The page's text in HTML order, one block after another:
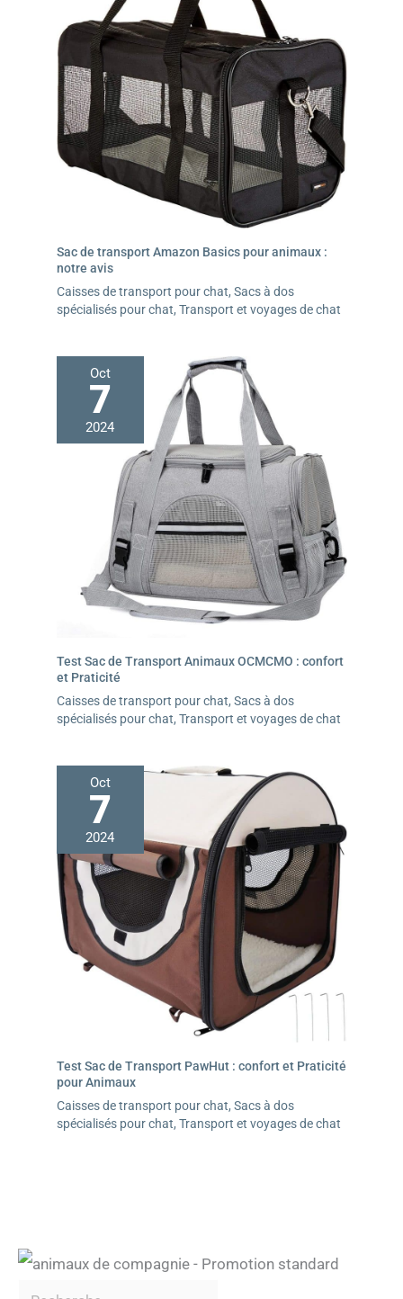
Sac de transport Amazon Basics pour animaux :
notre avis
Caisses de transport pour chat, Sacs à dos
spécialisés pour chat, Transport et voyages de chat
Oct
7
2024
Test Sac de Transport Animaux OCMCMO : confort
et Praticité
Caisses de transport pour chat, Sacs à dos
spécialisés pour chat, Transport et voyages de chat
Oct
7
2024
Test Sac de Transport PawHut : confort et Praticité
pour Animaux
Caisses de transport pour chat, Sacs à dos
spécialisés pour chat, Transport et voyages de chat